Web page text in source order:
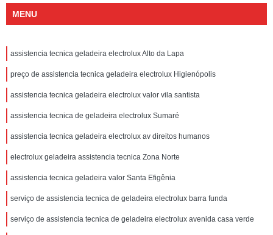
MENU
assistencia tecnica geladeira electrolux Alto da Lapa
preço de assistencia tecnica geladeira electrolux Higienópolis
assistencia tecnica geladeira electrolux valor vila santista
assistencia tecnica de geladeira electrolux Sumaré
assistencia tecnica geladeira electrolux av direitos humanos
electrolux geladeira assistencia tecnica Zona Norte
assistencia tecnica geladeira valor Santa Efigênia
serviço de assistencia tecnica de geladeira electrolux barra funda
serviço de assistencia tecnica de geladeira electrolux avenida casa verde